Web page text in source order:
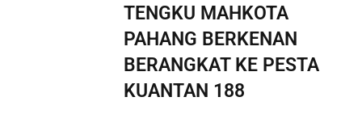
TENGKU MAHKOTA
PAHANG BERKENAN
BERANGKAT KE PESTA
KUANTAN 188